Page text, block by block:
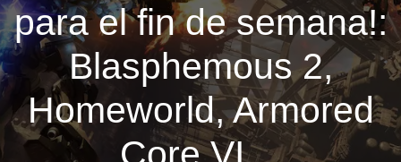
para el fin de semana!:
Blasphemous 2,
Homeworld, Armored
Core VI…